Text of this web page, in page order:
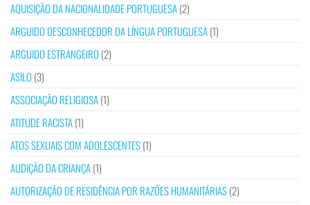
AQUISIÇÃO DA NACIONALIDADE PORTUGUESA(2)
ARGUIDO DESCONHECEDOR DA LÍNGUA PORTUGUESA(1)
ARGUIDO ESTRANGEIRO (2)
ASILO (3)
ASSOCIAÇÃO RELIGIOSA(1)
ATITUDE RACISTA(1)
ATOS SEXUAIS COM ADOLESCENTES(1)
AUDIÇÃO DA CRIANÇA(1)
AUTORIZAÇÃO DE RESIDÊNCIA POR RAZÕES HUMANITÁRIAS(2)